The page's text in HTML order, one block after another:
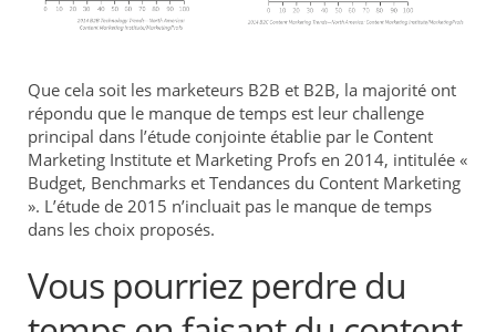
Que cela soit les marketeurs B2B et B2B, la majorité ont
répondu que le manque de temps est leur challenge
principal dans l’étude conjointe établie par le Content
Marketing Institute et Marketing Profs en 2014, intitulée «
Budget, Benchmarks et Tendances du Content Marketing
». L’étude de 2015 n’incluait pas le manque de temps
dans les choix proposés.
Vous pourriez perdre du